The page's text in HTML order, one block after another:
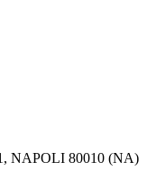
NAPOLI 80010 (NA)